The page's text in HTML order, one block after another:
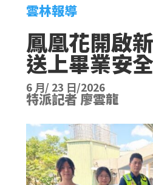
雲林報導
鳳凰花開啟
送上畢業安
6 月/ 23 日/2026
特派記者 廖雲龍